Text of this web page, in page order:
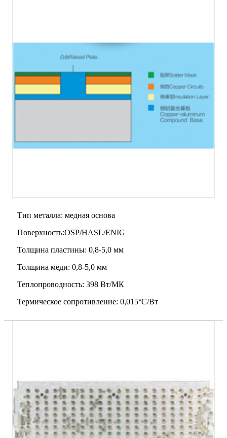
Тип металла: медная основа
Поверхность:OSP/HASL/ENIG
Толщина пластины: 0,8-5,0 мм
Толщина меди: 0,8-5,0 мм
Теплопроводность: 398 Вт/МК
Термическое сопротивление: 0,015°C/Вт